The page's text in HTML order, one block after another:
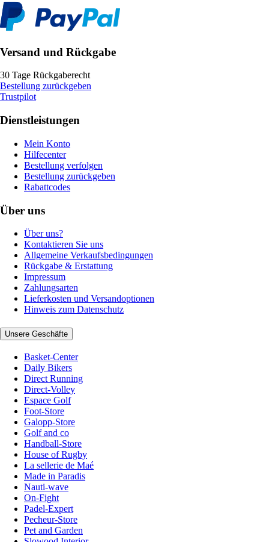
Versand und Rückgabe
30 Tage Rückgaberecht
Bestellung zurückgeben
Trustpilot
Dienstleistungen
Mein Konto
Hilfecenter
Bestellung verfolgen
Bestellung zurückgeben
Rabattcodes
Über uns
Über uns?
Kontaktieren Sie uns
Allgemeine Verkaufsbedingungen
Rückgabe & Erstattung
Impressum
Zahlungsarten
Lieferkosten und Versandoptionen
Hinweis zum Datenschutz
Unsere Geschäfte
Basket-Center
Daily Bikers
Direct Running
Direct-Volley
Espace Golf
Foot-Store
Galopp-Store
Golf and co
Handball-Store
House of Rugby
La sellerie de Maé
Made in Paradis
Nauti-wave
On-Fight
Padel-Expert
Pecheur-Store
Pet and Garden